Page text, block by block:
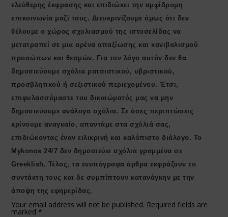
ελεύθερης έκφρασης και επιδιώκει την αμφίδρομη
επικοινωνία μαζί τους. Διευκρινίζουμε όμως ότι δεν
θέλουμε ο χώρος σχολιασμού της ιστοσελίδας να
μετατραπεί σε μια αρένα απαξίωσης και κανιβαλισμού
προσώπων και θεσμών. Για τον λόγο αυτόν δεν θα
δημοσιεύουμε σχόλια ρατσιστικού, υβριστικού,
προσβλητικού ή σεξιστικού περιεχομένου. Έτσι,
επιφυλασσόμαστε του δικαιώματός μας να μην
δημοσιεύουμε ανάλογα σχόλια. Σε όσες περιπτώσεις
κρίνουμε αναγκαίο, απαντάμε στα σχόλιά σας,
επιδιώκοντας έναν ειλικρινή και καλόπιστο διάλογο. Το
Μykonos 24/7 δεν δημοσιεύει σχόλια γραμμένα σε
Greeklish. Τέλος, τα ενυπόγραφα άρθρα εκφράζουν το
συντάκτη τους και δε συμπίπτουν κατανάγκην με την
άποψη της εφημερίδας.
Your email address will not be published. Required fields are
marked *